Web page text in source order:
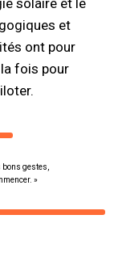
solaire et le
et
ont pour
fois pour
gestes,
»